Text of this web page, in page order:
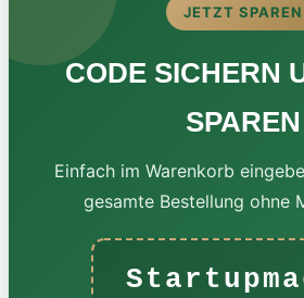
JETZT SPAREN
CODE SICHERN
SPAREN
Einfach im Warenkorb
gesamte Bestellung ohne